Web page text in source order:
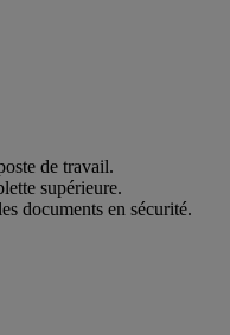
de travail.
supérieure.
documents en sécurité.